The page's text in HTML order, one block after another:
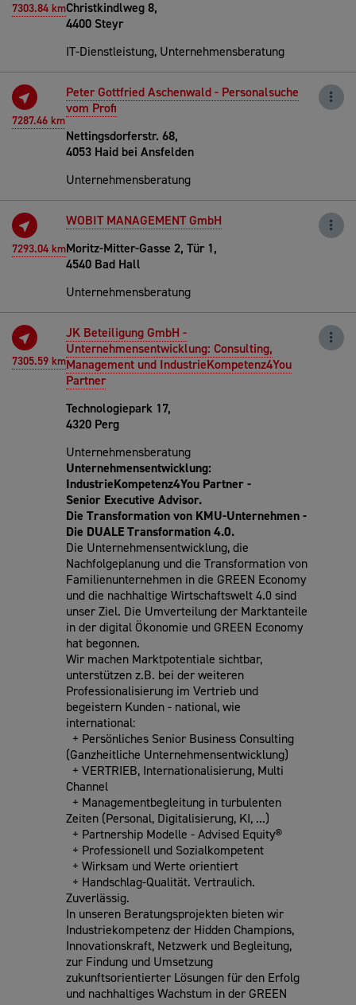
7303.84 kmChristkindlweg 8,
4400 Steyr
IT-Dienstleistung, Unternehmensberatung
7287.46 km
Peter Gottfried Aschenwald - Personalsuche
vom Profi
Nettingsdorferstr. 68,
4053 Haid bei Ansfelden
Unternehmensberatung
7293.04 km
WOBIT MANAGEMENT GmbH
Moritz-Mitter-Gasse 2, Tür 1,
4540 Bad Hall
Unternehmensberatung
7305.59 km
JK Beteiligung GmbH -
Unternehmensentwicklung: Consulting,
Management und IndustrieKompetenz4You
Partner
Technologiepark 17,
4320 Perg
Unternehmensberatung
Unternehmensentwicklung:
IndustrieKompetenz4You Partner -
Senior Executive Advisor.
Die Transformation von KMU-Unternehmen -
Die DUALE Transformation 4.0.
Die Unternehmensentwicklung, die
Nachfolgeplanung und die Transformation von
Familienunternehmen in die GREEN Economy
und die nachhaltige Wirtschaftswelt 4.0 sind
unser Ziel. Die Umverteilung der Marktanteile
in der digital Ökonomie und GREEN Economy
hat begonnen.
Wir machen Marktpotentiale sichtbar,
unterstützen z.B. bei der weiteren
Professionalisierung im Vertrieb und
begeistern Kunden - national, wie
international:
+ Persönliches Senior Business Consulting
(Ganzheitliche Unternehmensentwicklung)
+ VERTRIEB, Internationalisierung, Multi
Channel
+ Managementbegleitung in turbulenten
Zeiten (Personal, Digitalisierung, KI, ...)
+ Partnership Modelle - Advised Equity®
+ Professionell und Sozialkompetent
+ Wirksam und Werte orientiert
+ Handschlag-Qualität. Vertraulich.
Zuverlässig.
In unseren Beratungsprojekten bieten wir
Industriekompetenz der Hidden Champions,
Innovationskraft, Netzwerk und Begleitung,
zur Findung und Umsetzung
zukunftsorientierter Lösungen für den Erfolg
und nachhaltiges Wachstum in der GREEN